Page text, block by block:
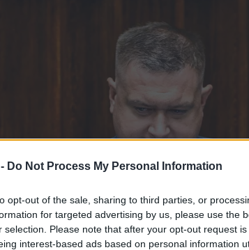
Do Not Process My Personal Information
opt-out of the sale, sharing to third parties, or
for targeted advertising by us, please use the
selection. Please note that after your opt-out request
interest-based ads based on personal information